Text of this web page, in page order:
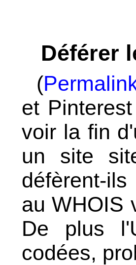
Déférer
(
et
voir la fin
un site
défèrent-
au WHOIS
De plus
codées,